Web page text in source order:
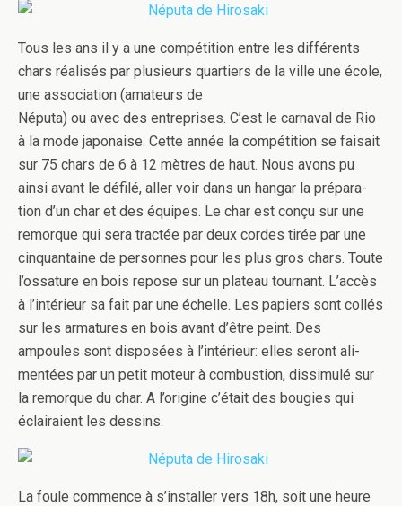
Tous les ans il y a une com­péti­tion entre les dif­férents
chars réal­isés par plusieurs quartiers de la ville une école,
une asso­ci­a­tion (ama­teurs de
Néputa) ou avec des entre­prises. C’est le car­naval de Rio
à la mode japon­aise. Cette année la com­péti­tion se fai­sait
sur 75 chars de 6 à 12 mètres de haut. Nous avons pu
ainsi avant le défilé, aller voir dans un hangar la pré­pa­ra­
tion d’un char et des équipes. Le char est conçu sur une
remorque qui sera trac­tée par deux cordes tirée par une
cinquan­taine de per­son­nes pour les plus gros chars. Toute
l’ossature en bois repose sur un plateau tour­nant. L’accès
à l’intérieur sa fait par une échelle. Les papiers sont col­lés
sur les arma­tures en bois avant d’être peint. Des
ampoules sont dis­posées à l’intérieur: elles seront ali­
men­tées par un petit moteur à com­bus­tion, dis­simulé sur
la remorque du char. A l’origine c’était des bou­gies qui
éclairaient les dessins.
La foule com­mence à s’installer vers 18h, soit une heure